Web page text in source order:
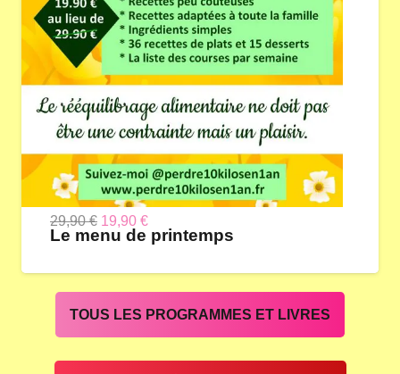
29,90€ Le
prix
initial
était :
29,90 €.
19,90 €Le
prix
actuel
est :
19,90 €.
Le menu de printemps
TOUS LES PROGRAMMES ET LIVRES